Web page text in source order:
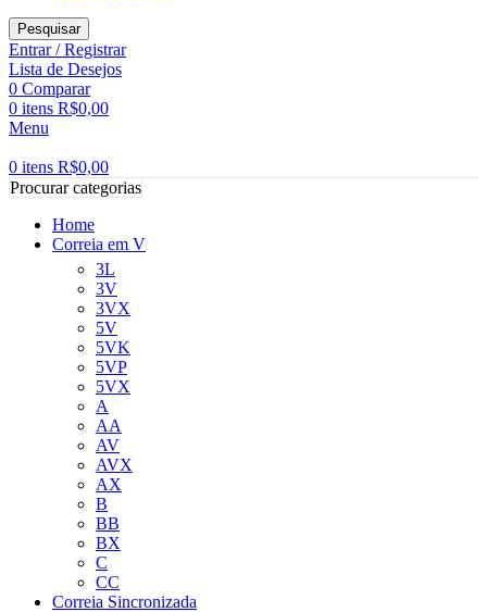
Pesquisar
Entrar / Registrar
Lista de Desejos
0 Comparar
0 itens R$0,00
Menu
0 itens R$0,00
Procurar categorias
Home
Correia em V
3L
3V
3VX
5V
5VK
5VP
5VX
A
AA
AV
AVX
AX
B
BB
BX
C
CC
Correia Sincronizada